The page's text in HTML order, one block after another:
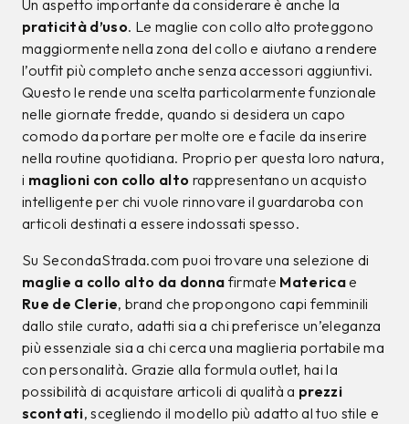
Un aspetto importante da considerare è anche la
praticità d’uso. Le maglie con collo alto proteggono
maggiormente nella zona del collo e aiutano a rendere
l’outfit più completo anche senza accessori aggiuntivi.
Questo le rende una scelta particolarmente funzionale
nelle giornate fredde, quando si desidera un capo
comodo da portare per molte ore e facile da inserire
nella routine quotidiana. Proprio per questa loro natura,
i maglioni con collo alto rappresentano un acquisto
intelligente per chi vuole rinnovare il guardaroba con
articoli destinati a essere indossati spesso.
Su SecondaStrada.com puoi trovare una selezione di
maglie a collo alto da donna firmate Matericae
Rue de Clerie, brand che propongono capi femminili
dallo stile curato, adatti sia a chi preferisce un’eleganza
più essenziale sia a chi cerca una maglieria portabile ma
con personalità. Grazie alla formula outlet, hai la
possibilità di acquistare articoli di qualità a prezzi
scontati, scegliendo il modello più adatto al tuo stile e